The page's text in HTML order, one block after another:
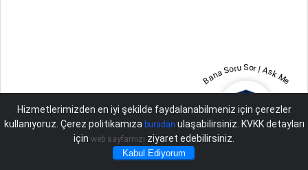
Hizmetlerimizden en iyi şekilde faydalanabilmeniz için çerezler
kullanıyoruz. Çerez politikamıza buradan ulaşabilirsiniz. KVKK detayları
için web sayfamızı ziyaret edebilirsiniz.
Kabul Ediyorum
Bana Soru Sor | Ask Me